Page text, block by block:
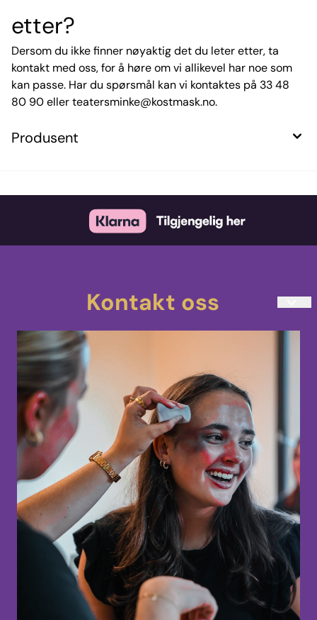
etter?
Dersom du ikke finner nøyaktig det du leter etter, ta
kontakt med oss, for å høre om vi allikevel har noe som
kan passe. Har du spørsmål kan vi kontaktes på 33 48
80 90 eller teatersminke@kostmask.no.
Produsent
Kontakt oss
Mandag-Torsdag 10:00-14:00
Uranienborgveien 4
3217 Sandefjord
Norge